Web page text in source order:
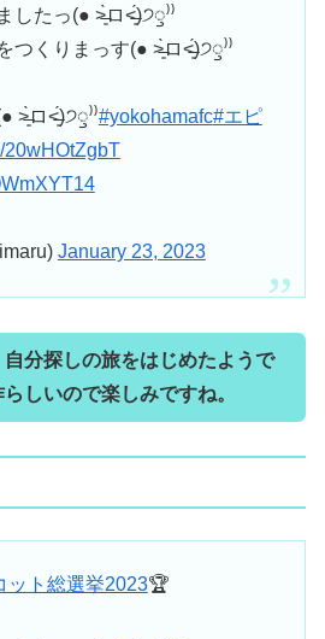
したっ(● ˃̶͈̀ロ˂̶͈́)੭ꠥ⁾⁾
つくりまっす(● ˃̶͈̀ロ˂̶͈́)੭ꠥ⁾⁾
˃̶͈̀ロ˂̶͈́)੭ꠥ⁾⁾#yokohamafc#エピ
20wHOtZgbT
January 23, 2023
自分探しの旅をはじめたようで
しいので楽しみですね。
ット総選挙2023🏆